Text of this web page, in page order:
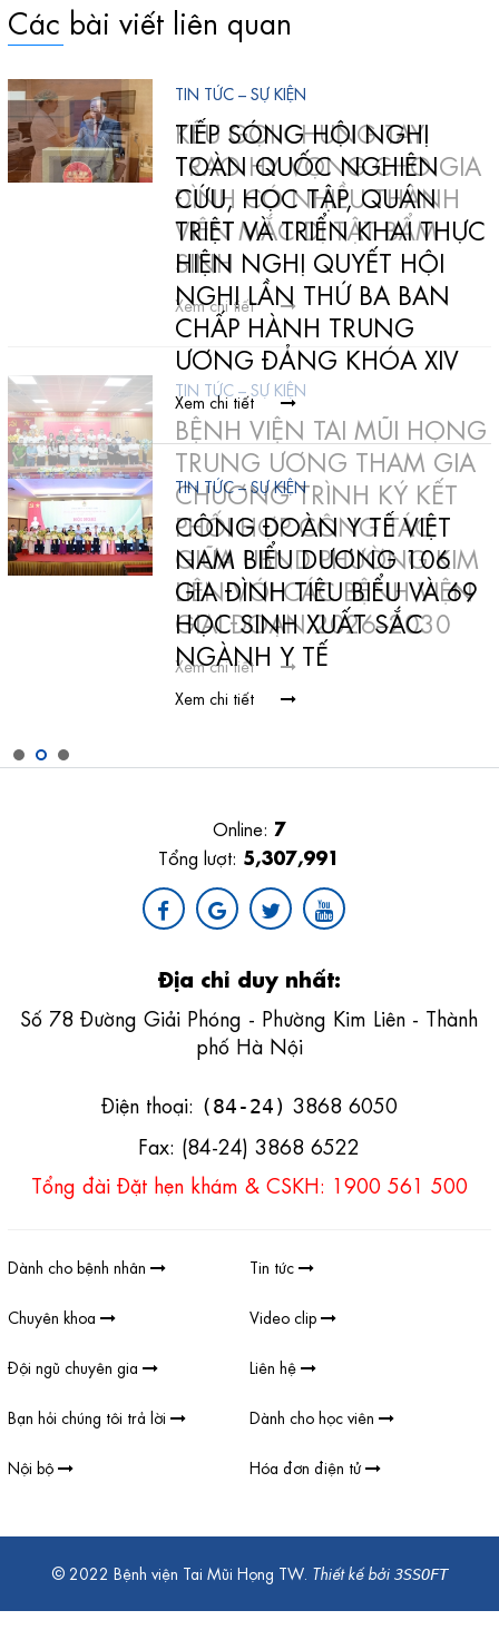
Các bài viết liên quan
TIN TỨC – SỰ KIỆN
KÊU GỌI CHUNG TAY
TRAO HY VỌNG CHO GIA
ĐÌNH CÓ NHIỀU THÀNH
VIÊN MẮC DỊ TẬT BẨM
SINH
Xem chi tiết
TIN TỨC – SỰ KIỆN
BỆNH VIỆN TAI MŨI HỌNG
TRUNG ƯƠNG THAM GIA
CHƯƠNG TRÌNH KÝ KẾT
PHỐI HỢP CÔNG TÁC
GIỮA UBND PHƯỜNG KIM
LIÊN VỚI CÁC BỆNH VIỆN
GIAI ĐOẠN 2026–2030
Xem chi tiết
TIN TỨC – SỰ KIỆN
TIẾP SÓNG HỘI NGHỊ
TOÀN QUỐC NGHIÊN
CỨU, HỌC TẬP, QUÁN
TRIỆT VÀ TRIỂN KHAI THỰC
HIỆN NGHỊ QUYẾT HỘI
NGHỊ LẦN THỨ BA BAN
CHẤP HÀNH TRUNG
ƯƠNG ĐẢNG KHÓA XIV
Xem chi tiết
TIN TỨC – SỰ KIỆN
CÔNG ĐOÀN Y TẾ VIỆT
NAM BIỂU DƯƠNG 106
GIA ĐÌNH TIÊU BIỂU VÀ 69
HỌC SINH XUẤT SẮC
NGÀNH Y TẾ
Xem chi tiết
Online: 7
Tổng lượt: 5,307,991
Địa chỉ duy nhất:
Số 78 Đường Giải Phóng - Phường Kim Liên - Thành
phố Hà Nội
Điện thoại: (84-24) 3868 6050
Fax: (84-24) 3868 6522
Tổng đài Đặt hẹn khám & CSKH: 1900 561 500
Dành cho bệnh nhân Tin tức
Chuyên khoa Video clip
Đội ngũ chuyên gia Liên hệ
Bạn hỏi chúng tôi trả lời Dành cho học viên
Nội bộ Hóa đơn điện tử
© 2022 Bệnh viện Tai Mũi Họng TW. Thiết kế bởi 3SSOFT